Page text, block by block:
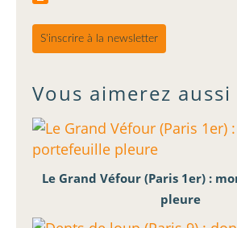
S'inscrire à la newsletter
Vous aimerez aussi
Le Grand Véfour (Paris 1er) :
pleure